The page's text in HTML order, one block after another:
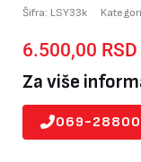
Šifra: LSY33k
6.500,00 RSD
Za više
069-